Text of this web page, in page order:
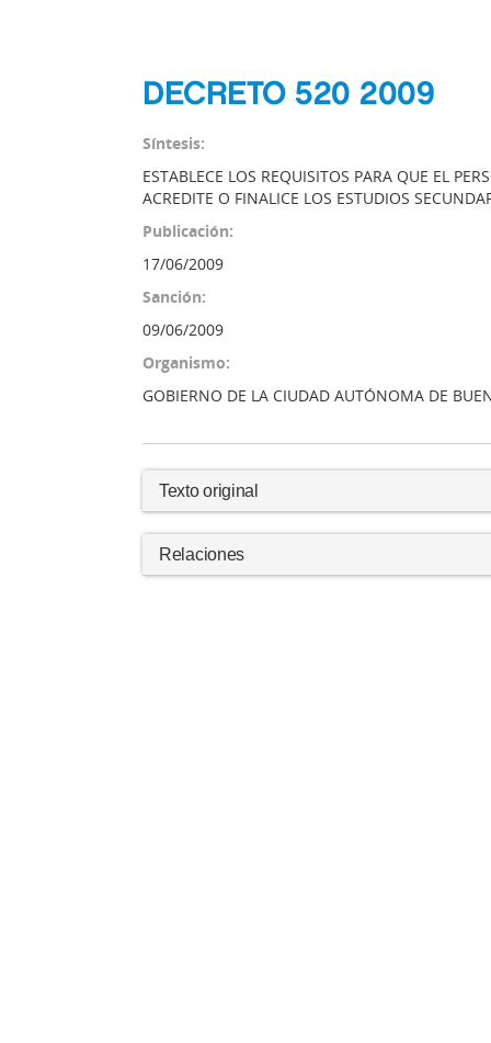
DECRETO 520 2009
Síntesis:
ESTABLECE LOS REQUISITOS PARA QUE EL
ACREDITE O FINALICE LOS ESTUDIOS
Publicación:
17/06/2009
Sanción:
09/06/2009
Organismo:
GOBIERNO DE LA CIUDAD AUTÓNOMA DE
Texto original
Relaciones